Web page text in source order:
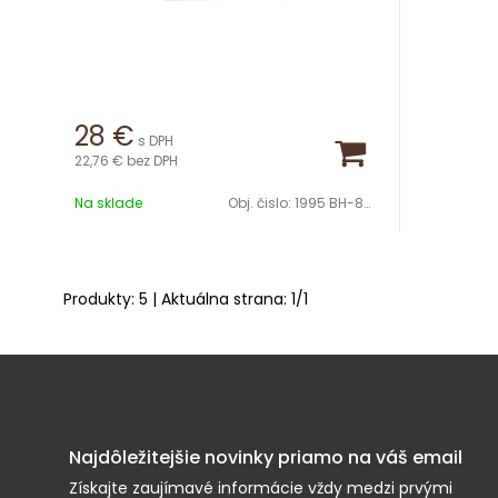
28 € s DPH
22,76 € bez DPH
Na sklade Obj. čislo:1995 BH-8798
Produkty: 5 | Aktuálna strana: 1/1
Najdôležitejšie novinky priamo na váš email
Získajte zaujímavé informácie vždy medzi prvými